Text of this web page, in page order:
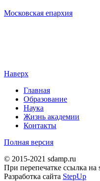
Московская епархия
Наверх
Главная
Образование
Наука
Жизнь академии
Контакты
Полная версия
© 2015-2021 sdamp.ru
При перепечатке ссылка на
Разработка сайта StepUp